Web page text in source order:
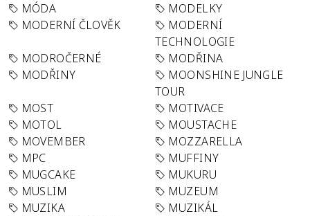
MÓDA
MODELKY
MODERNÍ ČLOVĚK
MODERNÍ
TECHNOLOGIE
MODROČERNÉ
MODŘINA
MODŘINY
MOONSHINE JUNGLE
TOUR
MOST
MOTIVACE
MOTOL
MOUSTACHE
MOVEMBER
MOZZARELLA
MPC
MUFFINY
MUGCAKE
MUKURU
MUSLIM
MUZEUM
MUZIKA
MUZIKÁL